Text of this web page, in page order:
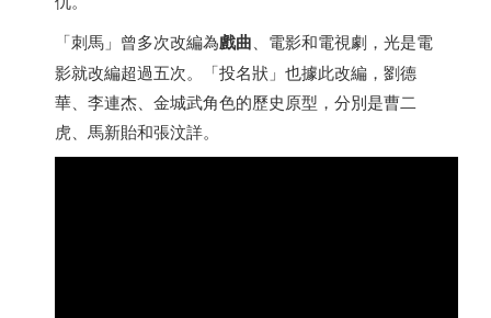
「刺馬」曾多次改編為戲曲 、電影和電視劇，光是電
影就改編超過五次。「投名狀」也據此改編，劉德
華、李連杰、金城武角色的歷史原型，分別是曹二
虎、馬新貽和張汶詳。